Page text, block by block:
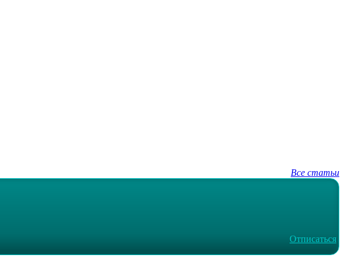
Все статьи
Отписаться